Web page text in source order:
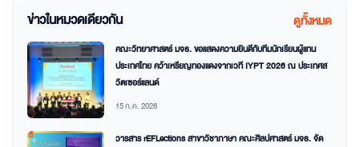
ข่าวในหมวดเดียวกัน ดูทั้งหมด
คณะวิทยาศาสตร์ มจธ. ขอแสดงความยินดีกับทีมนักเรียนผู้แทน
ประเทศไทย คว้าเหรียญทองแดงจากเวที IYPT 2026 ณ ประเทศส
วิตเซอร์แลนด์
15 ก.ค. 2026
วารสาร rEFLections สาขาวิชาภาษา คณะศิลปศาสตร์ มจธ. จัด